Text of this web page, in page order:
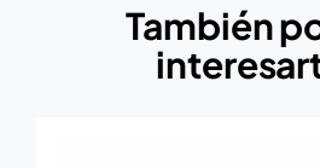
También